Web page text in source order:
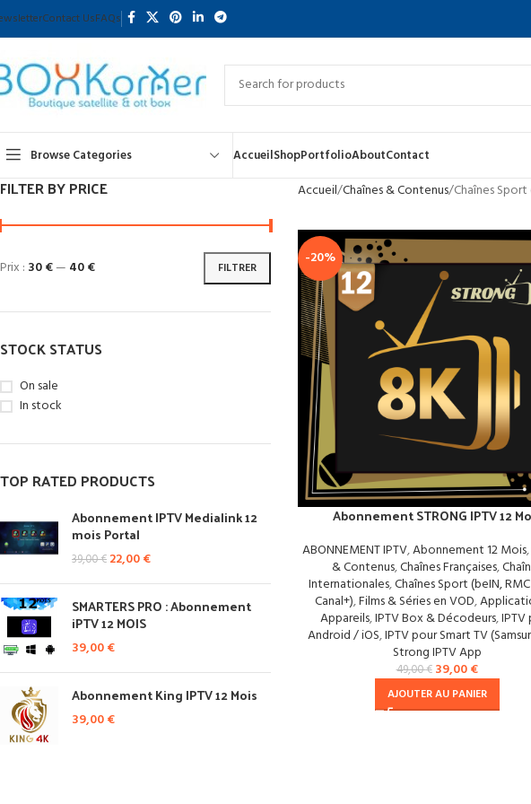
Contact UsFAQs
Browse Categories AccueilShopPortfolioAboutContact
FILTER BY PRICE
FILTRER
Prix : 30 €— 40 €
STOCK STATUS
On sale
In stock
TOP RATED PRODUCTS
Abonnement IPTV Medialink 12
mois Portal
39,00€ 22,00€
SMARTERS PRO : Abonnement
iPTV 12 MOIS
39,00€
Abonnement King IPTV 12 Mois
39,00€
Accueil Chaînes & Contenus Chaînes
-20%
Abonnement STRONG IPTV 12
ABONNEMENT IPTV,Abonnement 12 Mois,
& Contenus,Chaînes Françaises,
Internationales,Chaînes Sport (beIN,
Canal+),Films & Séries en VOD,
Appareils,IPTV Box & Décodeurs,
Android / iOS,IPTV pour Smart TV
Strong IPTV App
49,00€ 39,00€
AJOUTER AU PANIER